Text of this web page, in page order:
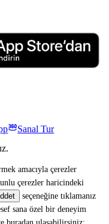
Sanal Tur
amacıyla çerezler
çerezler haricindeki
seçeneğine tıklamanız
sana özel bir deneyim